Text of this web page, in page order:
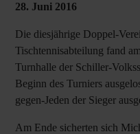
28. Juni 2016
Die diesjährige Doppel-
Tischtennisabteilung fand
Turnhalle der Schiller-
Beginn des Turniers
gegen-Jeden der Sieger
Am Ende sicherten sich